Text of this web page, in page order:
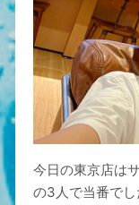
今日の東京店は
の3人で当番で